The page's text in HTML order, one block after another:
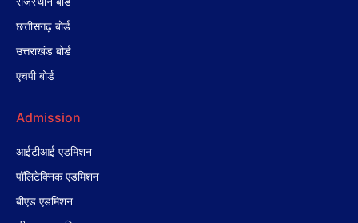
छत्तीसगढ़ बोर्ड
उत्तराखंड बोर्ड
एचपी बोर्ड
Admission
आईटीआई एडमिशन
पॉलिटेक्निक एडमिशन
बीएड एडमिशन